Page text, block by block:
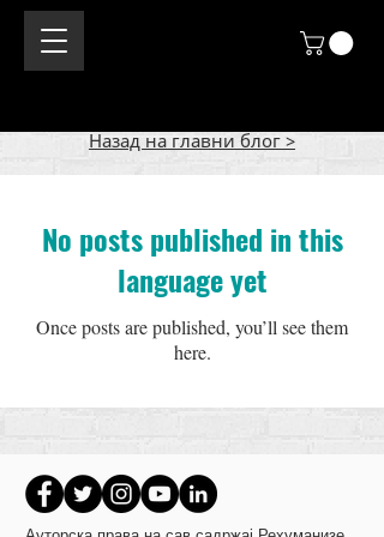
Назад на главни блог >
No posts published in this
language yet
Once posts are published, you’ll see them
here.